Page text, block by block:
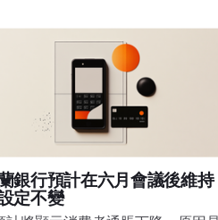
銀行預計在六月會議後維持
定不變